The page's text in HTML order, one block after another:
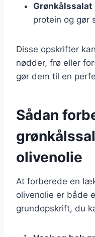
Grønkålssalat
protein og gør
Disse opskrifter
nødder, frø eller
gør dem til en
Sådan
olivenolie
At forberede en
olivenolie er både
grundopskrift, du